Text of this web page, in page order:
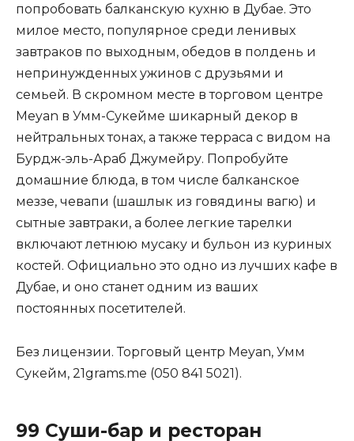
попробовать балканскую кухню в Дубае. Это
милое место, популярное среди ленивых
завтраков по выходным, обедов в полдень и
непринужденных ужинов с друзьями и
семьей. В скромном месте в торговом центре
Meyan в Умм-Сукейме шикарный декор в
нейтральных тонах, а также терраса с видом на
Бурдж-эль-Араб Джумейру. Попробуйте
домашние блюда, в том числе балканское
меззе, чевапи (шашлык из говядины вагю) и
сытные завтраки, а более легкие тарелки
включают летнюю мусаку и бульон из куриных
костей. Официально это одно из лучших кафе в
Дубае, и оно станет одним из ваших
постоянных посетителей.
Без лицензии. Торговый центр Meyan, Умм
Сукейм, 21grams.me (050 841 5021).
99 Суши-бар и ресторан